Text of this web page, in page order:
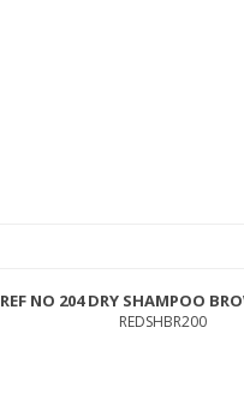
REF NO 204 DRY SHAMPOO
REDSHBR200